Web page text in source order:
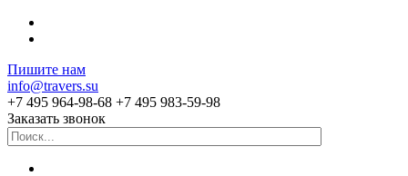
Пишите нам
info@travers.su
+7 495 964-98-68 +7 495 983-59-98
Заказать звонок